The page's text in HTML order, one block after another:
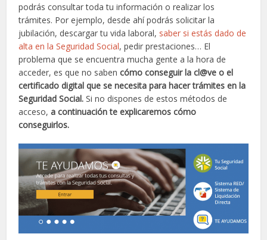
podrás consultar toda tu información o realizar los
trámites. Por ejemplo, desde ahí podrás solicitar la
jubilación, descargar tu vida laboral, saber si estás dado de
alta en la Seguridad Social, pedir prestaciones… El
problema que se encuentra mucha gente a la hora de
acceder, es que no sabencómo conseguir la cl@ve o el
certificado digital que se necesita para hacer trámites en la
Seguridad Social. Si no dispones de estos métodos de
acceso, a continuación te explicaremos cómo
conseguirlos.